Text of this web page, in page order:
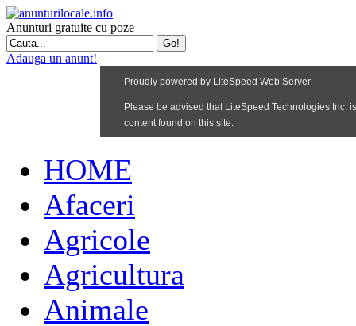
Anunturi gratuite cu poze
Adauga un anunt!
HOME
Afaceri
Agricole
Agricultura
Animale